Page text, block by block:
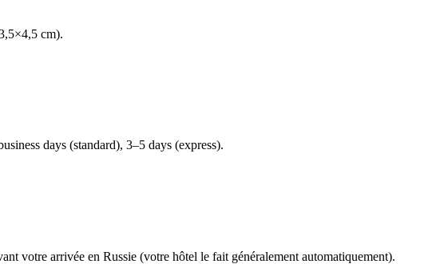
cm).
days (standard), 3–5 days (express).
votre arrivée en Russie (votre hôtel le fait généralement automatiquement).